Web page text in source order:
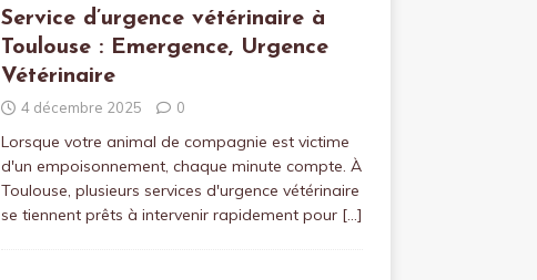
Service d’urgence vétérinaire à
Toulouse : Emergence, Urgence
Vétérinaire
4 décembre 2025 0
Lorsque votre animal de compagnie est victime
d'un empoisonnement, chaque minute compte. À
Toulouse, plusieurs services d'urgence vétérinaire
se tiennent prêts à intervenir rapidement pour […]